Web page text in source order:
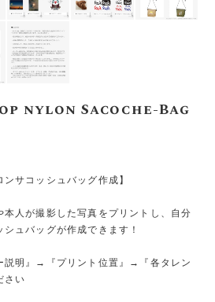
nylon Sacoche-Bag
ンサコッシュバッグ作成】
人が撮影した写真をプリントし、自分
ュバッグが作成できます！
説明』→『プリント位置』→『各タレン
さい